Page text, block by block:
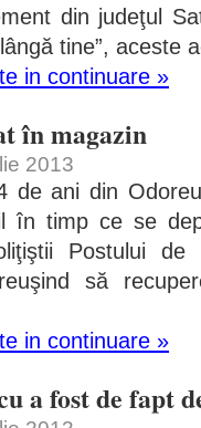
din judeţul
tine”, aceste
in continuare »
în magazin
2013
de ani din
în timp ce se
Postului de
să
in continuare »
a fost de fapt